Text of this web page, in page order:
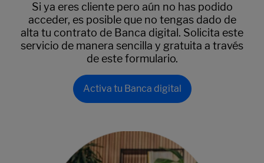
Si ya eres cliente pero aún no has podido
acceder, es posible que no tengas dado de
alta tu contrato de Banca digital. Solicita este
servicio de manera sencilla y gratuita a través
de este formulario.
Activa tu Banca digital